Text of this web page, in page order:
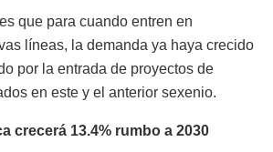
que para cuando entren en
líneas, la demanda ya haya crecido
por la entrada de proyectos de
en este y el anterior sexenio.
crecerá 13.4% rumbo a 2030